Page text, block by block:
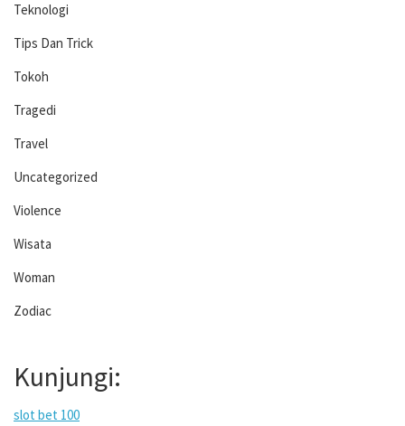
Teknologi
Tips Dan Trick
Tokoh
Tragedi
Travel
Uncategorized
Violence
Wisata
Woman
Zodiac
Kunjungi:
slot bet 100